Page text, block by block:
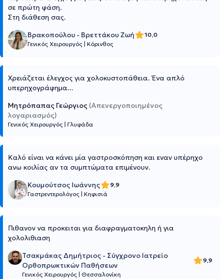
σε πρώτη φάση.
Στη διάθεση σας.
Βρακοπούλου - Βρεττάκου Ζωή
10,0
Γενικός Χειρουργός Κόρινθος
Χρειάζεται έλεγχος για χολοκυστοπάθεια. Ένα απλό
υπερηχογράφημα...
Μητρόπαπας Γεώργιος (Απενεργοποιημένος
λογαριασμός)
Γενικός Χειρουργός Γλυφάδα
Καλό είναι να κάνει μία γαστροσκόπηση και εναν υπέρηχο
ανω κοιλίας αν τα συμπτώματα επιμένουν.
Κουμούτσος Ιωάννης
9,9
Γαστρεντερολόγος Κηφισιά
Πιθανον να προκειται για διαφραγματοκηλη ή για
χολολιθιαση
Τσακμάκας Δημήτριος - Σύγχρονο Ιατρείο
Ορθοπρωκτικών Παθήσεων
9,9
Γενικός Χειρουργός Θεσσαλονίκη